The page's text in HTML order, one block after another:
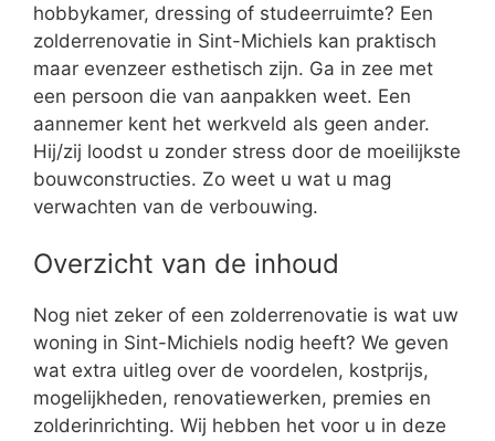
hobbykamer, dressing of studeerruimte? Een
zolderrenovatie in Sint-Michiels kan praktisch
maar evenzeer esthetisch zijn. Ga in zee met
een persoon die van aanpakken weet. Een
aannemer kent het werkveld als geen ander.
Hij/zij loodst u zonder stress door de moeilijkste
bouwconstructies. Zo weet u wat u mag
verwachten van de verbouwing.
Overzicht van de inhoud
Nog niet zeker of een zolderrenovatie is wat uw
woning in Sint-Michiels nodig heeft? We geven
wat extra uitleg over de voordelen, kostprijs,
mogelijkheden, renovatiewerken, premies en
zolderinrichting. Wij hebben het voor u in deze